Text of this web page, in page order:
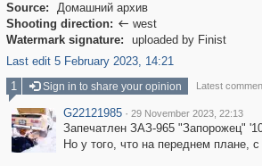
Source:
Домашний архив
Shooting direction:  west
Watermark signature:
uploaded by Finist
Last edit 5 February 2023, 14:21
1 Sign in to share your opinion Latest
G22121985 · 29 November 2023, 22:13
Запечатлен ЗАЗ-965 "Запорожец"
Но у того, что на переднем плане,